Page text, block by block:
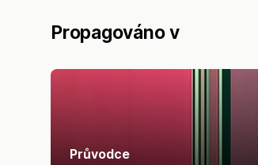
Propagováno v
Průvodce